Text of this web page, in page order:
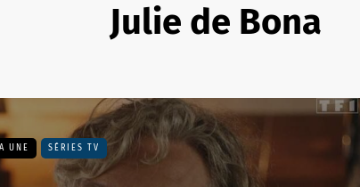
Julie de Bona
UNE SÉRIES TV